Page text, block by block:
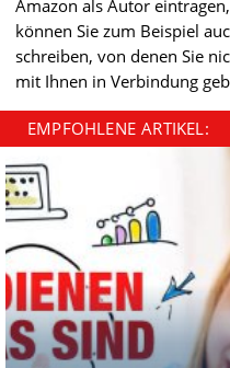
Amazon als Autor
können Sie zum Beispiel
schreiben, von denen Sie
mit Ihnen in Verbindung
EMPFOHLENE ARTIKEL: